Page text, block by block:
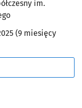
im.
(9 miesięcy